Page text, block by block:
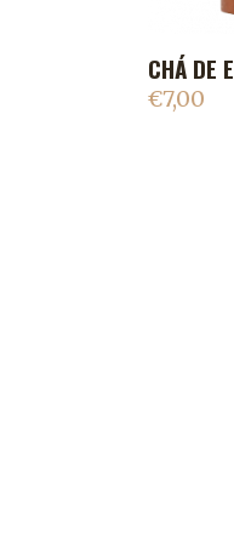
CHÁ DE
€7,00